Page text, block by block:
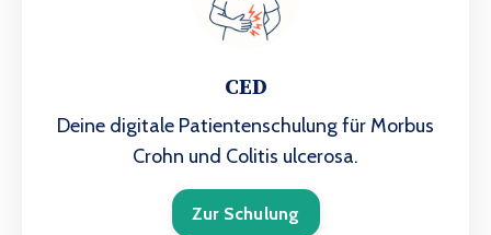
CED
Deine digitale Patientenschulung für Morbus
Crohn und Colitis ulcerosa.
Zur Schulung